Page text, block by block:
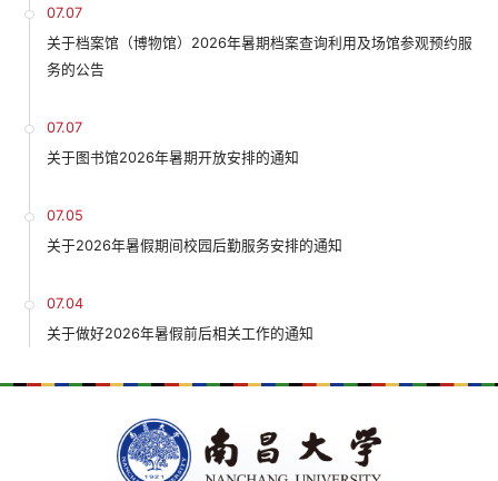
07.07
关于档案馆（博物馆）2026年暑期档案查询利用及场馆参观预约服
务的公告
07.07
关于图书馆2026年暑期开放安排的通知
07.05
关于2026年暑假期间校园后勤服务安排的通知
07.04
关于做好2026年暑假前后相关工作的通知